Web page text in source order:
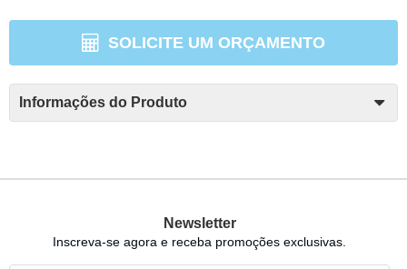
SOLICITE UM ORÇAMENTO
Informações do Produto
Newsletter
Inscreva-se agora e receba promoções exclusivas.